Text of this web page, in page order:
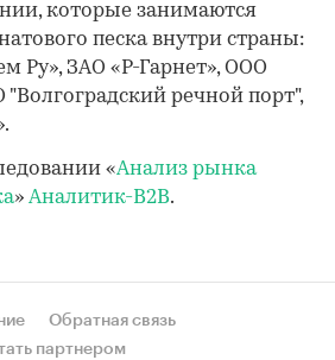
которые занимаются
песка внутри страны:
Ру», ЗАО «Р-Гарнет», ООО
речной порт",
«Анализ рынка
» Аналитик-B2B.
Обратная связь
партнером